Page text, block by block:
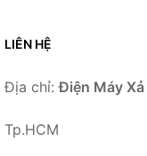
LIÊN HỆ
Địa chỉ:Điện Máy Xả
Tp.HCM